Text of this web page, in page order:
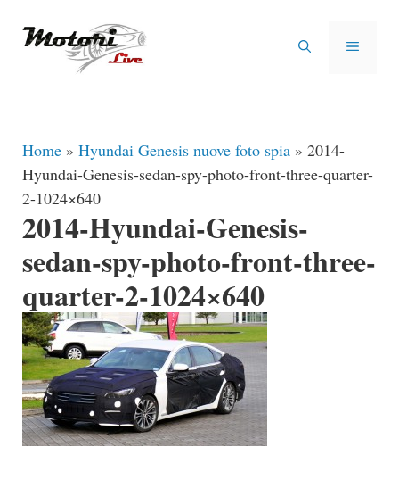
MENU
Home » Hyundai Genesis nuove foto spia » 2014-
Hyundai-Genesis-sedan-spy-photo-front-three-quarter-
2-1024×640
2014-Hyundai-Genesis-
sedan-spy-photo-front-three-
quarter-2-1024×640